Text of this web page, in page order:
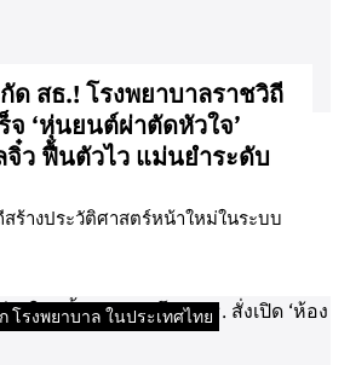
ด สธ.! โรงพยาบาลราชวิถี
จ ‘หุ่นยนต์ผ่าตัดหัวใจ’
ว ฟื้นตัวไว แม่นยำระดับ
ร้างประวัติศาสตร์หน้าใหม่ในระบบ
โรงพยาบาล ในประเทศไทย